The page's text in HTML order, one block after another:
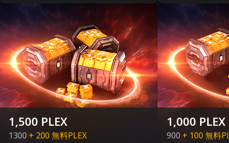
1,500 PLEX
1300 + 200 無料PLEX
1,000 PLEX
900 + 100 無料